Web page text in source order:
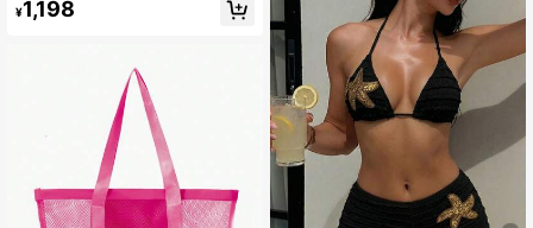
#3 ベストセラー
売り切れ間近！
¥1,198